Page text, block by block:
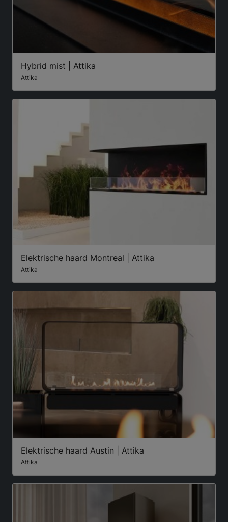
Hybrid mist | Attika
Attika
Elektrische haard Montreal | Attika
Attika
Elektrische haard Austin | Attika
Attika